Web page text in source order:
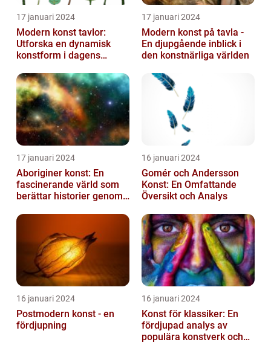
17 januari 2024
Modern konst tavlor:
Utforska en dynamisk
konstform i dagens
17 januari 2024
Modern konst på tavla -
En djupgående inblick i
den konstnärliga världen
17 januari 2024
Aboriginer konst: En
fascinerande värld som
berättar historier genom
16 januari 2024
Gomér och Andersson
Konst: En Omfattande
Översikt och Analys
16 januari 2024
Postmodern konst - en
fördjupning
16 januari 2024
Konst för klassiker: En
fördjupad analys av
populära konstverk och